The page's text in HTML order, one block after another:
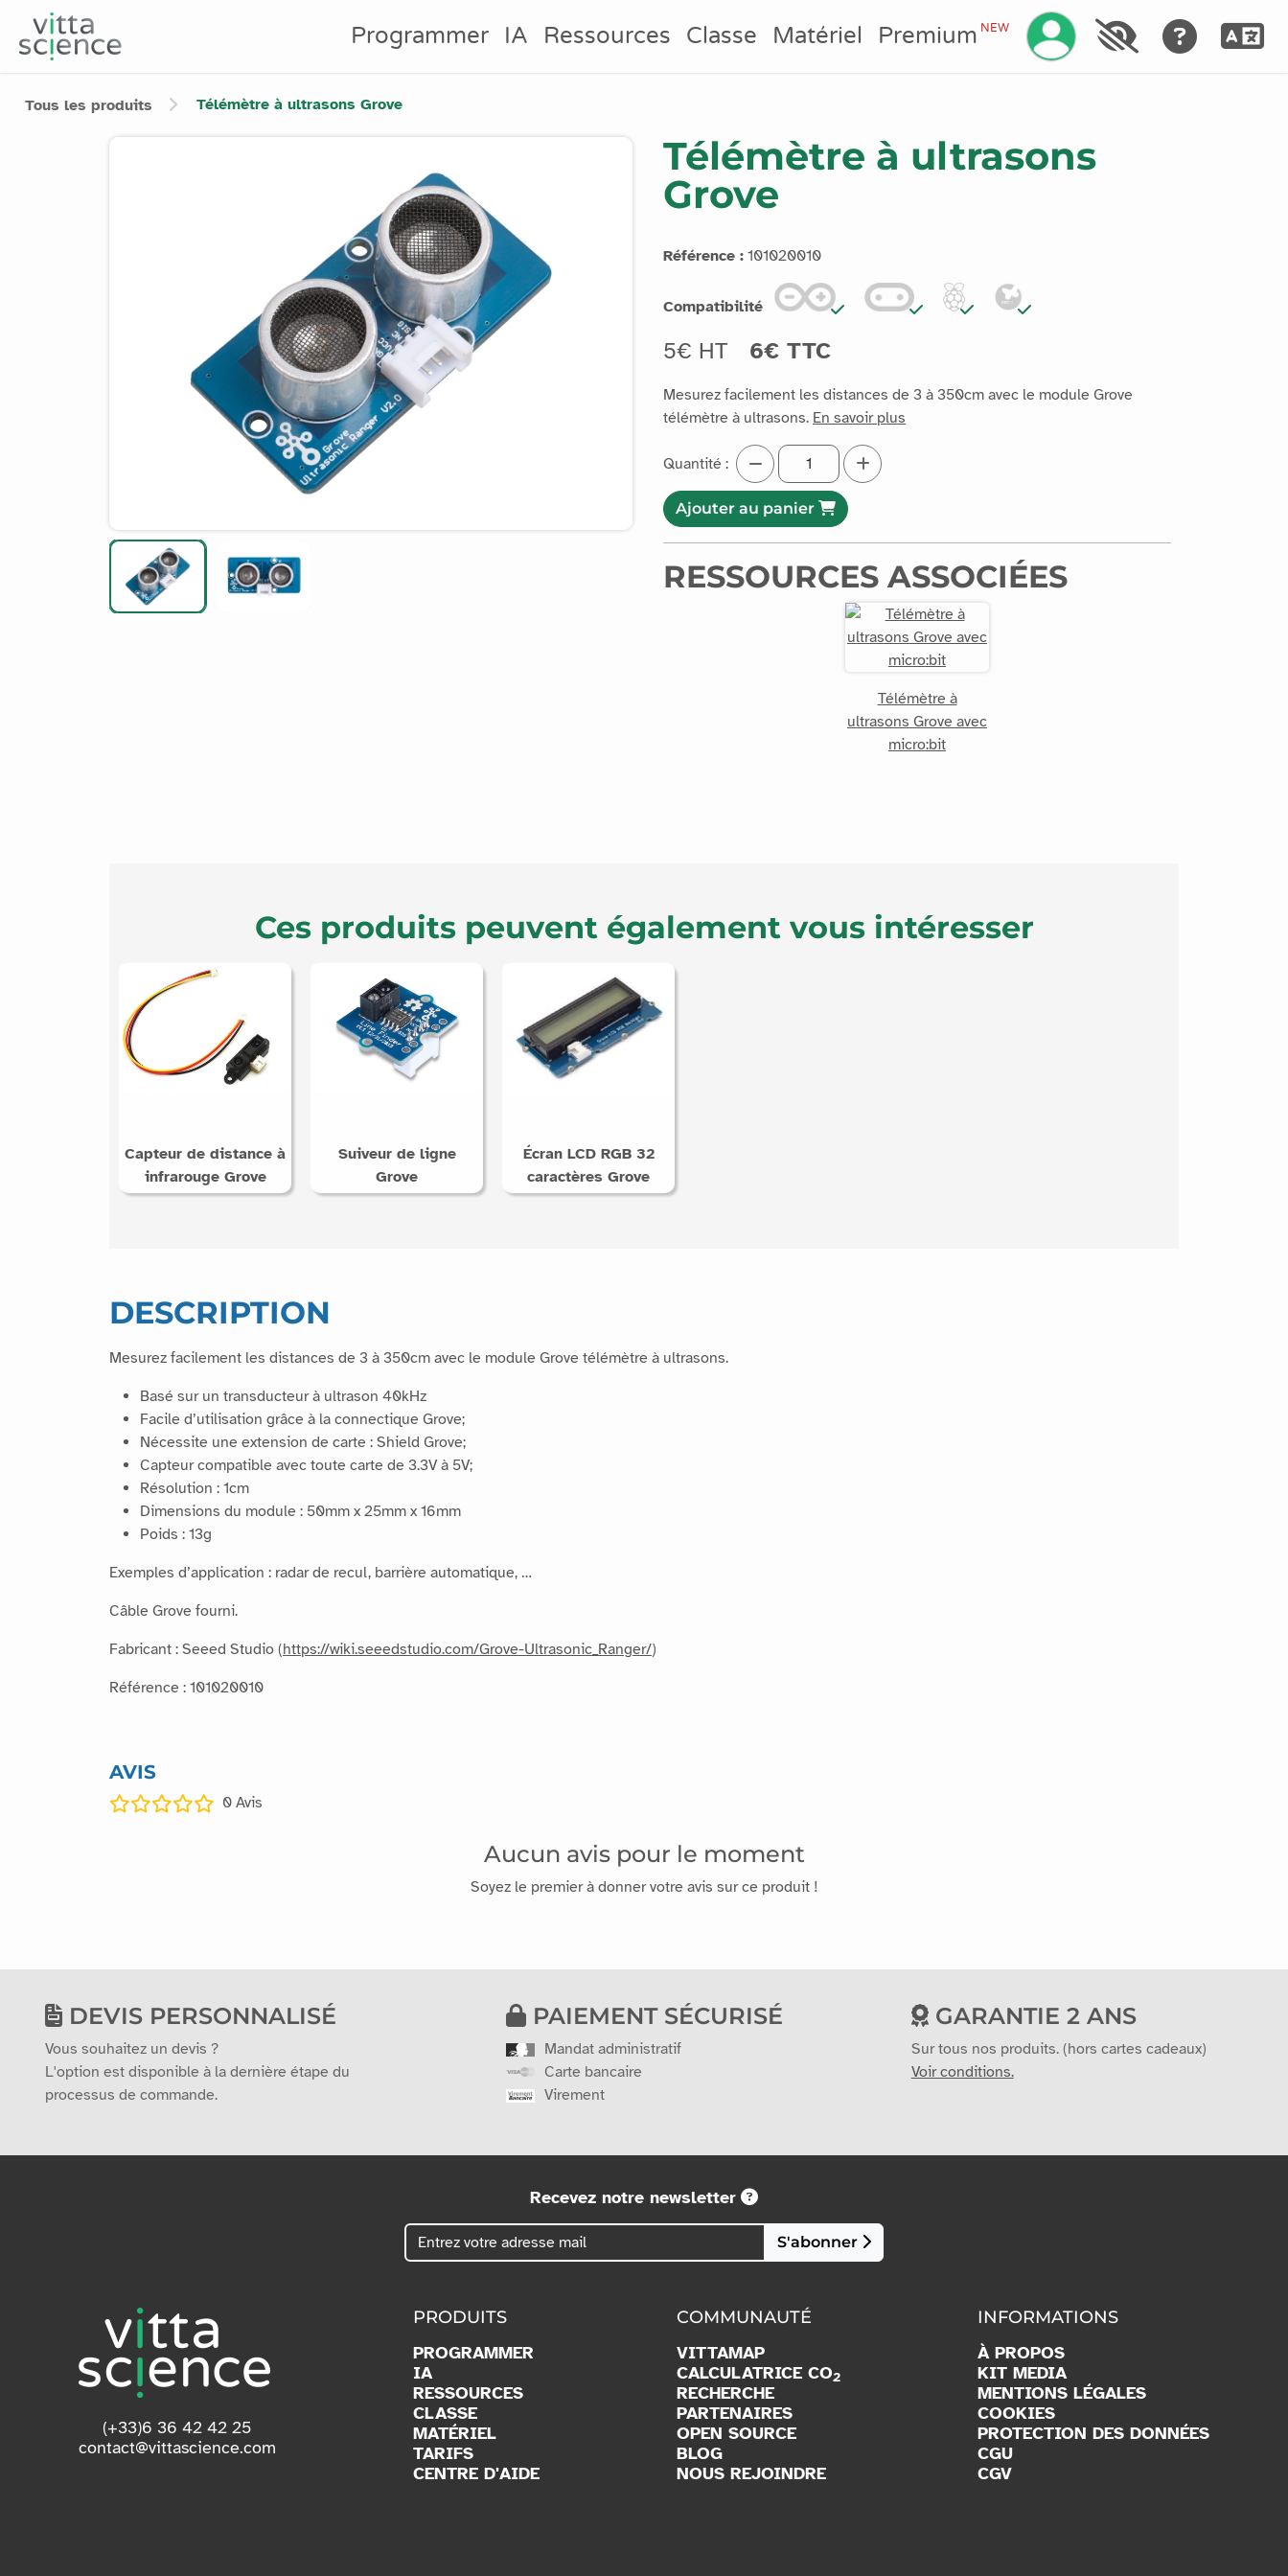
Programmer IA Ressources Classe Matériel PremiumNEW Gérez votre compte
Tous les produits Télémètre à ultrasons Grove
Télémètre à ultrasons
Grove
Référence : 101020010
Compatibilité
5€ HT 6€ TTC
Mesurez facilement les distances de 3 à 350cm avec le module Grove
télémètre à ultrasons. En savoir plus
Quantité :
Ajouter au panier
RESSOURCES ASSOCIÉES
Télémètre à
ultrasons Grove avec
micro:bit
Ces produits peuvent également vous intéresser
Capteur de distance à
infrarouge Grove
Suiveur de ligne
Grove
Écran LCD RGB 32
caractères Grove
DESCRIPTION
Mesurez facilement les distances de 3 à 350cm avec le module Grove télémètre à ultrasons.
Basé sur un transducteur à ultrason 40kHz
Facile d’utilisation grâce à la connectique Grove;
Nécessite une extension de carte : Shield Grove;
Capteur compatible avec toute carte de 3.3V à 5V;
Résolution : 1cm
Dimensions du module : 50mm x 25mm x 16mm
Poids : 13g
Exemples d’application : radar de recul, barrière automatique, …
Câble Grove fourni.
Fabricant : Seeed Studio (https://wiki.seeedstudio.com/Grove-Ultrasonic_Ranger/)
Référence : 101020010
AVIS
0 Avis
Aucun avis pour le moment
Soyez le premier à donner votre avis sur ce produit !
DEVIS PERSONNALISÉ
Vous souhaitez un devis ?
L'option est disponible à la dernière étape du
processus de commande.
PAIEMENT SÉCURISÉ
Mandat administratif
Carte bancaire
Virement
GARANTIE 2 ANS
Sur tous nos produits. (hors cartes cadeaux)
Voir conditions.
Recevez notre newsletter
S'abonner
(+33)6 36 42 42 25
contact@vittascience.com
PRODUITS
PROGRAMMER
IA
RESSOURCES
CLASSE
MATÉRIEL
TARIFS
CENTRE D'AIDE
COMMUNAUTÉ
VITTAMAP
CALCULATRICE CO2
RECHERCHE
PARTENAIRES
OPEN SOURCE
BLOG
NOUS REJOINDRE
INFORMATIONS
À PROPOS
KIT MEDIA
MENTIONS LÉGALES
COOKIES
PROTECTION DES DONNÉES
CGU
CGV